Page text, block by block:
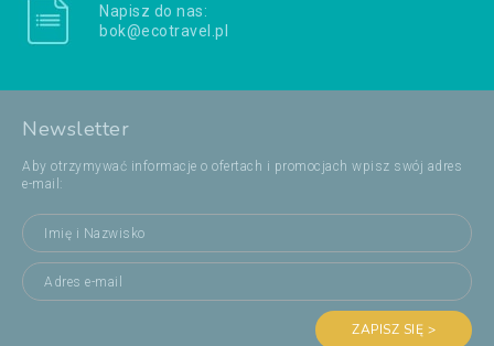
Napisz do nas:
bok@ecotravel.pl
Newsletter
Aby otrzymywać informacje o ofertach i promocjach wpisz swój adres
e-mail:
ZAPISZ SIĘ >